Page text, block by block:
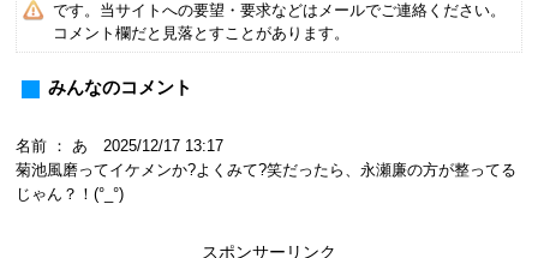
です。当サイトへの要望・要求などはメールでご連絡ください。
コメント欄だと見落とすことがあります。
みんなのコメント
名前 ： あ 2025/12/17 13:17
菊池風磨ってイケメンか?よくみて?笑だったら、永瀬廉の方が整ってる
じゃん？！(°_°)
スポンサーリンク